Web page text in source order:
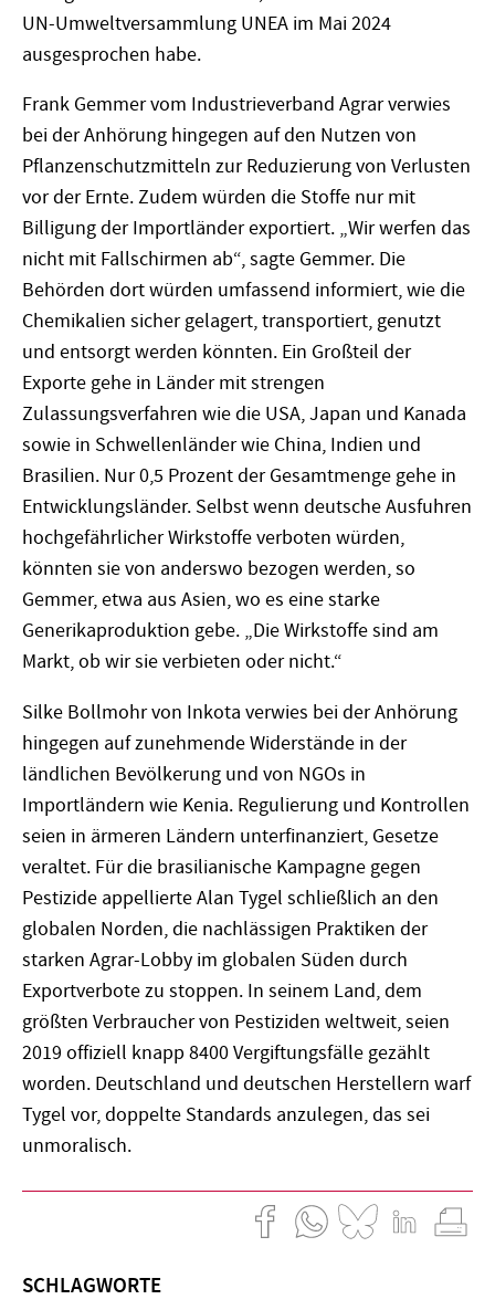
UN-Umweltversammlung UNEA im Mai 2024
ausgesprochen habe.
Frank Gemmer vom Industrieverband Agrar verwies
bei der Anhörung hingegen auf den Nutzen von
Pflanzenschutzmitteln zur Reduzierung von Verlusten
vor der Ernte. Zudem würden die Stoffe nur mit
Billigung der Importländer exportiert. „Wir werfen das
nicht mit Fallschirmen ab“, sagte Gemmer. Die
Behörden dort würden umfassend informiert, wie die
Chemikalien sicher gelagert, transportiert, genutzt
und entsorgt werden könnten. Ein Großteil der
Exporte gehe in Länder mit strengen
Zulassungsverfahren wie die USA, Japan und Kanada
sowie in Schwellenländer wie China, Indien und
Brasilien. Nur 0,5 Prozent der Gesamtmenge gehe in
Entwicklungsländer. Selbst wenn deutsche Ausfuhren
hochgefährlicher Wirkstoffe verboten würden,
könnten sie von anderswo bezogen werden, so
Gemmer, etwa aus Asien, wo es eine starke
Generikaproduktion gebe. „Die Wirkstoffe sind am
Markt, ob wir sie verbieten oder nicht.“
Silke Bollmohr von Inkota verwies bei der Anhörung
hingegen auf zunehmende Widerstände in der
ländlichen Bevölkerung und von NGOs in
Importländern wie Kenia. Regulierung und Kontrollen
seien in ärmeren Ländern unterfinanziert, Gesetze
veraltet. Für die brasilianische Kampagne gegen
Pestizide appellierte Alan Tygel schließlich an den
globalen Norden, die nachlässigen Praktiken der
starken Agrar-Lobby im globalen Süden durch
Exportverbote zu stoppen. In seinem Land, dem
größten Verbraucher von Pestiziden weltweit, seien
2019 offiziell knapp 8400 Vergiftungsfälle gezählt
worden. Deutschland und deutschen Herstellern warf
Tygel vor, doppelte Standards anzulegen, das sei
unmoralisch.
SCHLAGWORTE